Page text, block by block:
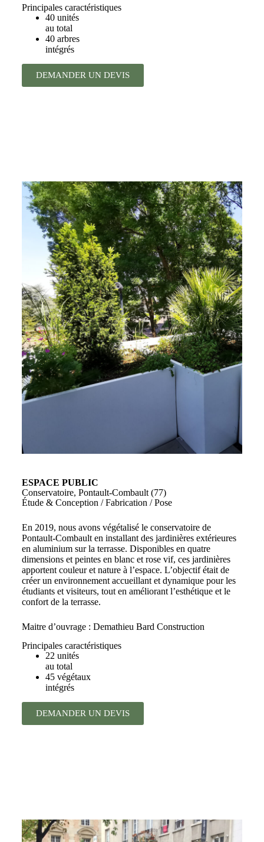
Principales caractéristiques
40 unités
au total
40 arbres
intégrés
DEMANDER UN DEVIS
ESPACE PUBLIC
Conservatoire, Pontault-Combault (77)
Étude & Conception / Fabrication / Pose
En 2019, nous avons végétalisé le conservatoire de
Pontault-Combault en installant des jardinières extérieures
en aluminium sur la terrasse. Disponibles en quatre
dimensions et peintes en blanc et rose vif, ces jardinières
apportent couleur et nature à l’espace. L’objectif était de
créer un environnement accueillant et dynamique pour les
étudiants et visiteurs, tout en améliorant l’esthétique et le
confort de la terrasse.
Maitre d’ouvrage : Demathieu Bard Construction
Principales caractéristiques
22 unités
au total
45 végétaux
intégrés
DEMANDER UN DEVIS